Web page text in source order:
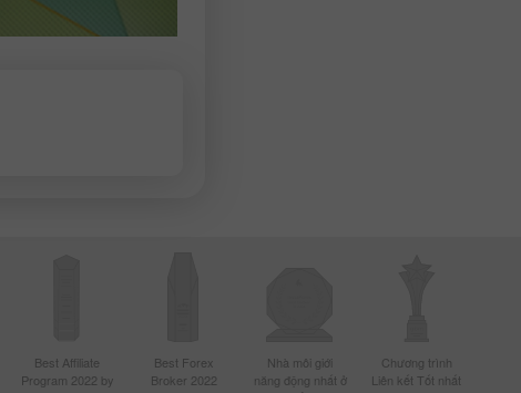
Best Affiliate
Program 2022 by
Best Forex
Broker 2022
Nhà môi giới
năng động nhất ở
Chương trình
Liên kết Tốt nhất